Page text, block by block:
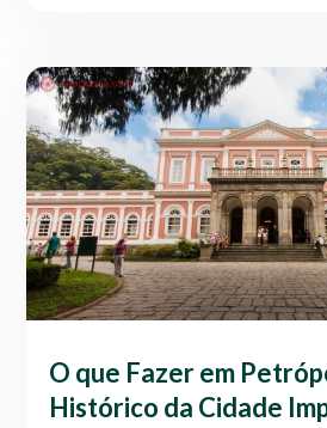
O que Fazer em
Histórico da Cidade